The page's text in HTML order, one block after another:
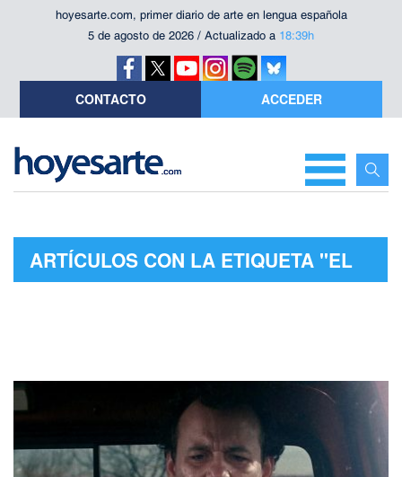
hoyesarte.com, primer diario de arte en lengua española
5 de agosto de 2026 / Actualizado a 18:39h
CONTACTO ACCEDER
ARTÍCULOS CON LA ETIQUETA "EL